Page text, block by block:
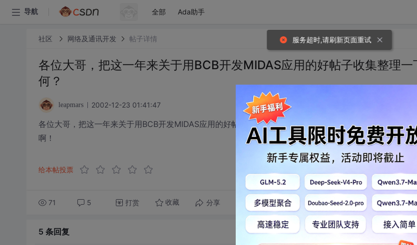
导航 全部 Ada助手
社区 网络及通讯开发 帖子详情
各位大哥，把这一年来关于用BCB开发MIDAS应用的好帖子收集整理一
何？
leapmars 2002-12-23 01:41:47
各位大哥，把这一年来关于用BCB开发MIDAS应用的好帖子收集整理一下如何？这样可以方便大家对常见问
啊！
给本帖投票
71 5 打赏 收藏 分享 转发到动态 举报
5 条回复
服务超时,请刷新页面重试